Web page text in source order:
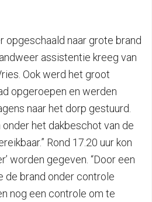
opgeschaald naar grote brand
assistentie kreeg van
Ook werd het groot
opgeroepen en werden
naar het dorp gestuurd.
het dakbeschot van de
Rond 17.20 uur kon
worden gegeven. “Door een
de brand onder controle
nog een controle om te